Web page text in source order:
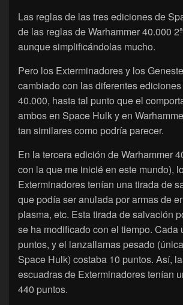
Las reglas de las tres ediciones de
de las reglas de Warhammer 40.000
aunque simplificándolas mucho.
Pero los Exterminadores y los
cambiado con las diferentes
40.000, hasta tal punto que el
ambos en Space Hulk y en
tan similares como podría parecer.
En la tercera edición de Warhammer
con la que me inicié en este mundo),
Exterminadores tenían una tirada de
que podía ser anulada por armas de
plasma, etc. Esta tirada de salvación
se ha modificado con el tiempo. Cada
puntos, y el lanzallamas pesado
Space Hulk) costaba 10 puntos. Así,
escuadras de Exterminadores tenían
440 puntos.